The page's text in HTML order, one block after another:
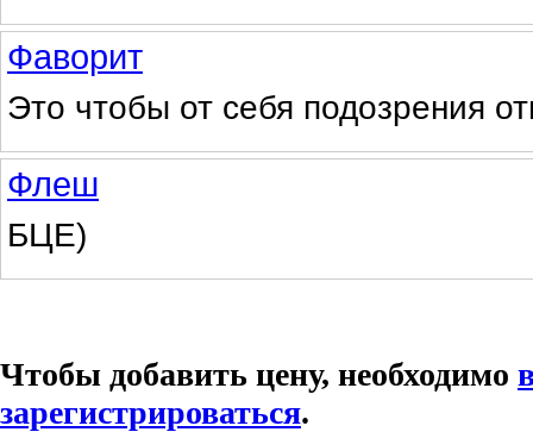
Фаворит
Это чтобы от себя подозрения
Флеш
БЦЕ)
Чтобы добавить цену, необходимо
зарегистрироваться.